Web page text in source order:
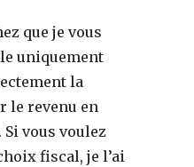
que je vous
uniquement
la
le revenu en
vous voulez
fiscal, je l’ai